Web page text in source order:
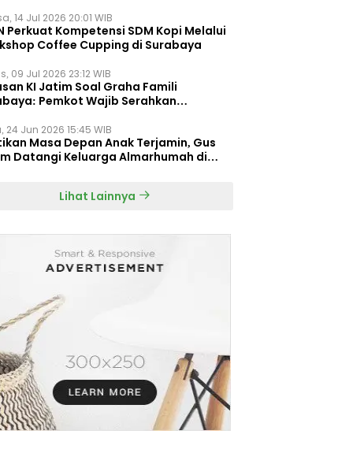
14 Jul 2026 20:01 WIB
Perkuat Kompetensi SDM Kopi Melalui
Coffee Cupping di Surabaya
09 Jul 2026 23:12 WIB
KI Jatim Soal Graha Famili
Pemkot Wajib Serahkan
24 Jun 2026 15:45 WIB
Masa Depan Anak Terjamin, Gus
Datangi Keluarga Almarhumah di
Lihat Lainnya